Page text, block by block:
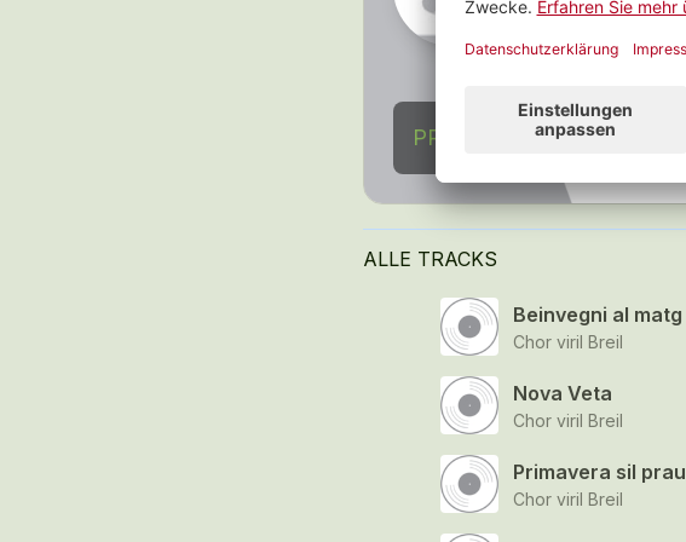
Chor, Weltlich
PROFIL ANSEHEN
ALLE TRACKS
Beinvegni al matg
Chor viril Breil
Nova Veta
Chor viril Breil
Primavera sil prau
Chor viril Breil